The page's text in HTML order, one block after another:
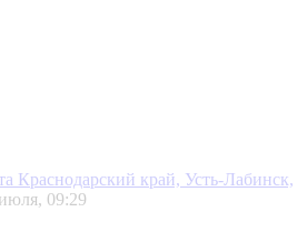
Краснодарский край, Усть-Лабинск,
09:29